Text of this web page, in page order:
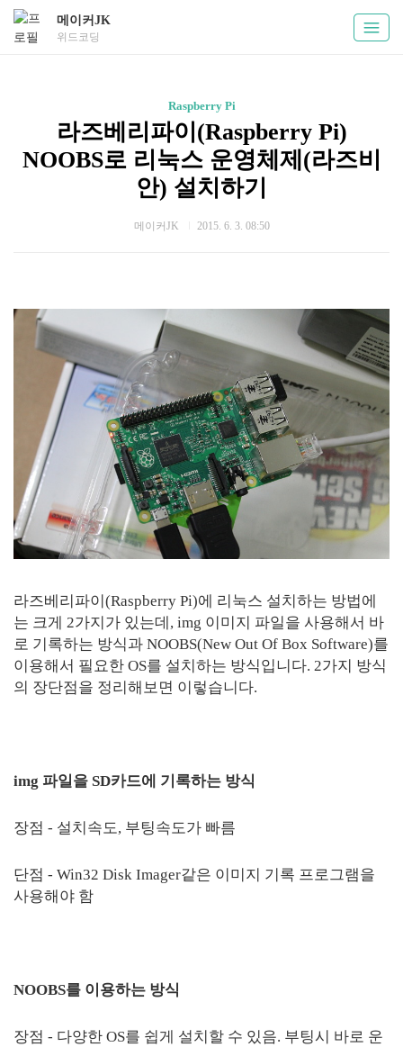
메이커JK
위드코딩
Raspberry Pi
라즈베리파이(Raspberry Pi)
NOOBS로 리눅스 운영체제(라즈비
안) 설치하기
메이커JK 2015. 6. 3. 08:50
라즈베리파이(Raspberry Pi)에 리눅스 설치하는 방법에
는 크게 2가지가 있는데, img 이미지 파일을 사용해서 바
로 기록하는 방식과 NOOBS(New Out Of Box Software)를
이용해서 필요한 OS를 설치하는 방식입니다. 2가지 방식
의 장단점을 정리해보면 이렇습니다.
img 파일을 SD카드에 기록하는 방식
장점 - 설치속도, 부팅속도가 빠름
단점 - Win32 Disk Imager같은 이미지 기록 프로그램을
사용해야 함
NOOBS를 이용하는 방식
장점 - 다양한 OS를 쉽게 설치할 수 있음. 부팅시 바로 운